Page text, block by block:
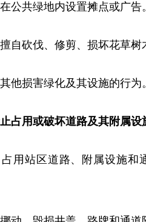
在公共绿地内设置摊点或广告。
擅自砍伐、修剪、损坏花草树
其他损害绿化及其设施的行为。
占用或破坏道路及其附属设
占用站区道路、附属设施